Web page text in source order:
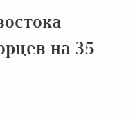
на 35